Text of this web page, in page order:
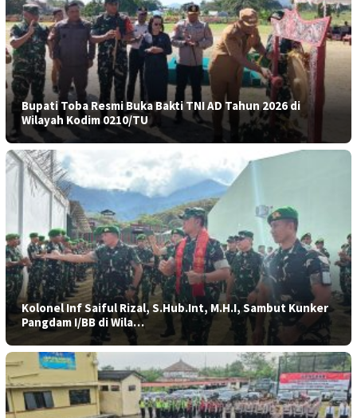
Bupati Toba Resmi Buka Bakti TNI AD Tahun 2026 di
Wilayah Kodim 0210/TU
Kolonel Inf Saiful Rizal, S.Hub.Int, M.H.I, Sambut Kunker
Pangdam I/BB di Wila…